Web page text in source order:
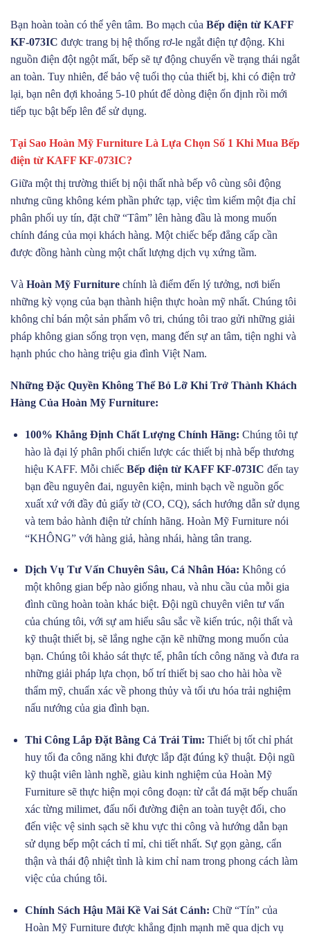
Bạn hoàn toàn có thể yên tâm. Bo mạch của Bếp điện từ KAFF
KF-073IC được trang bị hệ thống rơ-le ngắt điện tự động. Khi
nguồn điện đột ngột mất, bếp sẽ tự động chuyển về trạng thái ngắt
an toàn. Tuy nhiên, để bảo vệ tuổi thọ của thiết bị, khi có điện trở
lại, bạn nên đợi khoảng 5-10 phút để dòng điện ổn định rồi mới
tiếp tục bật bếp lên để sử dụng.
Tại Sao Hoàn Mỹ Furniture Là Lựa Chọn Số 1 Khi Mua Bếp
điện từ KAFF KF-073IC?
Giữa một thị trường thiết bị nội thất nhà bếp vô cùng sôi động
nhưng cũng không kém phần phức tạp, việc tìm kiếm một địa chỉ
phân phối uy tín, đặt chữ “Tâm” lên hàng đầu là mong muốn
chính đáng của mọi khách hàng. Một chiếc bếp đẳng cấp cần
được đồng hành cùng một chất lượng dịch vụ xứng tầm.
Và Hoàn Mỹ Furniture chính là điểm đến lý tưởng, nơi biến
những kỳ vọng của bạn thành hiện thực hoàn mỹ nhất. Chúng tôi
không chỉ bán một sản phẩm vô tri, chúng tôi trao gửi những giải
pháp không gian sống trọn vẹn, mang đến sự an tâm, tiện nghi và
hạnh phúc cho hàng triệu gia đình Việt Nam.
Những Đặc Quyền Không Thể Bỏ Lỡ Khi Trở Thành Khách
Hàng Của Hoàn Mỹ Furniture:
100% Khẳng Định Chất Lượng Chính Hãng: Chúng tôi tự
hào là đại lý phân phối chiến lược các thiết bị nhà bếp thương
hiệu KAFF. Mỗi chiếc Bếp điện từ KAFF KF-073IC đến tay
bạn đều nguyên đai, nguyên kiện, minh bạch về nguồn gốc
xuất xứ với đầy đủ giấy tờ (CO, CQ), sách hướng dẫn sử dụng
và tem bảo hành điện tử chính hãng. Hoàn Mỹ Furniture nói
“KHÔNG” với hàng giả, hàng nhái, hàng tân trang.
Dịch Vụ Tư Vấn Chuyên Sâu, Cá Nhân Hóa: Không có
một không gian bếp nào giống nhau, và nhu cầu của mỗi gia
đình cũng hoàn toàn khác biệt. Đội ngũ chuyên viên tư vấn
của chúng tôi, với sự am hiểu sâu sắc về kiến trúc, nội thất và
kỹ thuật thiết bị, sẽ lắng nghe cặn kẽ những mong muốn của
bạn. Chúng tôi khảo sát thực tế, phân tích công năng và đưa ra
những giải pháp lựa chọn, bố trí thiết bị sao cho hài hòa về
thẩm mỹ, chuẩn xác về phong thủy và tối ưu hóa trải nghiệm
nấu nướng của gia đình bạn.
Thi Công Lắp Đặt Bằng Cả Trái Tim: Thiết bị tốt chỉ phát
huy tối đa công năng khi được lắp đặt đúng kỹ thuật. Đội ngũ
kỹ thuật viên lành nghề, giàu kinh nghiệm của Hoàn Mỹ
Furniture sẽ thực hiện mọi công đoạn: từ cắt đá mặt bếp chuẩn
xác từng milimet, đấu nối đường điện an toàn tuyệt đối, cho
đến việc vệ sinh sạch sẽ khu vực thi công và hướng dẫn bạn
sử dụng bếp một cách tỉ mỉ, chi tiết nhất. Sự gọn gàng, cẩn
thận và thái độ nhiệt tình là kim chỉ nam trong phong cách làm
việc của chúng tôi.
Chính Sách Hậu Mãi Kề Vai Sát Cánh: Chữ “Tín” của
Hoàn Mỹ Furniture được khẳng định mạnh mẽ qua dịch vụ